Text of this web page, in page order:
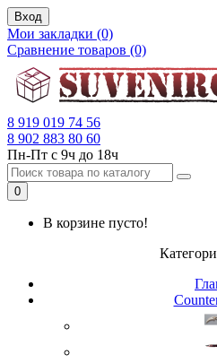
Вход
Мои закладки (0)
Сравнение товаров (0)
8 919 019 74 56
8 902 883 80 60
Пн-Пт с 9ч до 18ч
0
В корзине пусто!